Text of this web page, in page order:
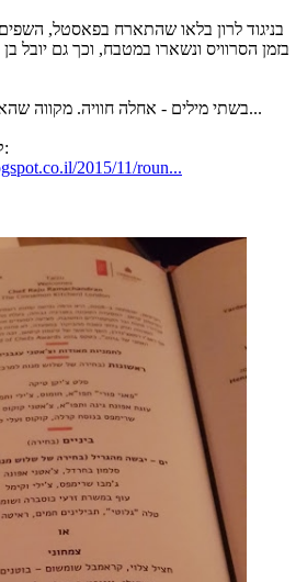
בניגוד לרון בלאו שהתארח בפאסטל,
בזמן הסרוויס ונשארו במטבח, וכך גם יובל
בשתי מילים - אחלה חוויה. מקווה שהאירוע יהפוך למסורת שנתית...
קישור לביקורת המלאה שלי:
2015/11/roun...